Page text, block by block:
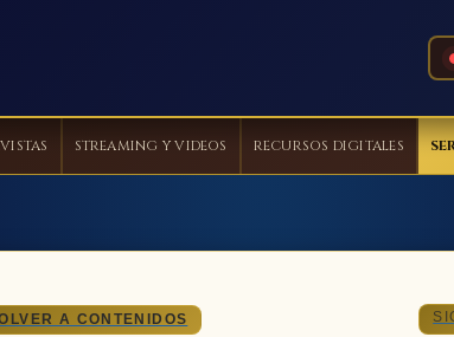
STREAMING Y VIDEOS RECURSOS DIGITALES
A CONTENIDOS